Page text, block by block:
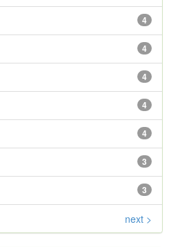
4
4
4
4
4
3
3
next >